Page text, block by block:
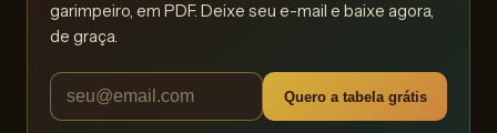
garimpeiro, em PDF. Deixe seu e-mail e baixe agora,
de graça.
Quero a tabela grátis